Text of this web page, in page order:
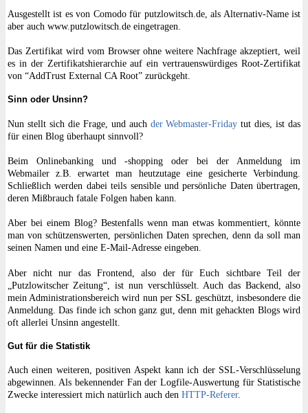
Ausgestellt ist es von Comodo für putzlowitsch.de, als Alternativ-Name ist
aber auch www.putzlowitsch.de eingetragen.
Das Zertifikat wird vom Browser ohne weitere Nachfrage akzeptiert, weil
es in der Zertifikatshierarchie auf ein vertrauenswürdiges Root-Zertifikat
von “AddTrust External CA Root” zurückgeht.
Sinn oder Unsinn?
Nun stellt sich die Frage, und auch der Webmaster-Friday tut dies, ist das
für einen Blog überhaupt sinnvoll?
Beim Onlinebanking und -shopping oder bei der Anmeldung im
Webmailer z.B. erwartet man heutzutage eine gesicherte Verbindung.
Schließlich werden dabei teils sensible und persönliche Daten übertragen,
deren Mißbrauch fatale Folgen haben kann.
Aber bei einem Blog? Bestenfalls wenn man etwas kommentiert, könnte
man von schützenswerten, persönlichen Daten sprechen, denn da soll man
seinen Namen und eine E-Mail-Adresse eingeben.
Aber nicht nur das Frontend, also der für Euch sichtbare Teil der
„Putzlowitscher Zeitung“, ist nun verschlüsselt. Auch das Backend, also
mein Administrationsbereich wird nun per SSL geschützt, insbesondere die
Anmeldung. Das finde ich schon ganz gut, denn mit gehackten Blogs wird
oft allerlei Unsinn angestellt.
Gut für die Statistik
Auch einen weiteren, positiven Aspekt kann ich der SSL-Verschlüsselung
abgewinnen. Als bekennender Fan der Logfile-Auswertung für Statistische
Zwecke interessiert mich natürlich auch den HTTP-Referer.